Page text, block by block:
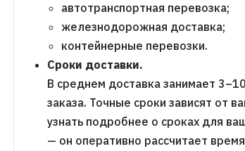
автотранспортная перевозка;
железнодорожная доставка;
контейнерные перевозки.
Сроки доставки.
В среднем доставка занимает
заказа. Точные сроки зависят от
узнать подробнее о сроках для
— он оперативно рассчитает